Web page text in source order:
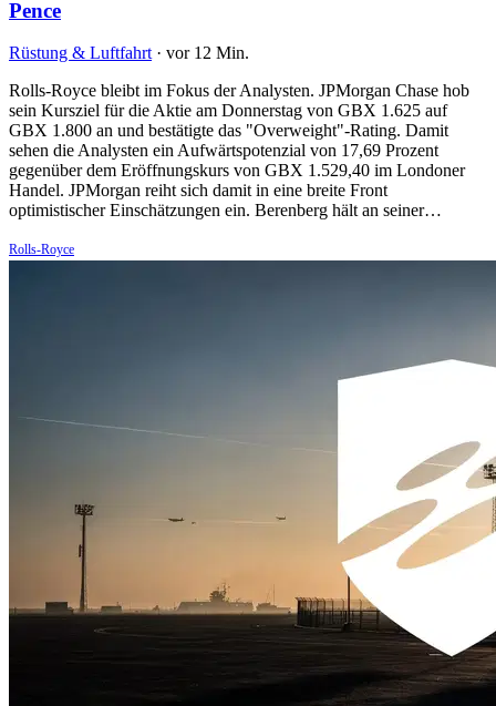
Pence
Rüstung & Luftfahrt · vor 12 Min.
Rolls-Royce bleibt im Fokus der Analysten. JPMorgan Chase hob
sein Kursziel für die Aktie am Donnerstag von GBX 1.625 auf
GBX 1.800 an und bestätigte das "Overweight"-Rating. Damit
sehen die Analysten ein Aufwärtspotenzial von 17,69 Prozent
gegenüber dem Eröffnungskurs von GBX 1.529,40 im Londoner
Handel. JPMorgan reiht sich damit in eine breite Front
optimistischer Einschätzungen ein. Berenberg hält an seiner…
Rolls-Royce